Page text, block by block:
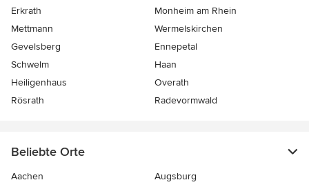
Erkrath
Monheim am Rhein
Mettmann
Wermelskirchen
Gevelsberg
Ennepetal
Schwelm
Haan
Heiligenhaus
Overath
Rösrath
Radevormwald
Beliebte Orte
Aachen
Augsburg